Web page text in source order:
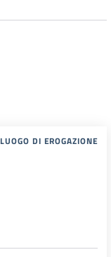
LUOGO DI EROGAZIONE